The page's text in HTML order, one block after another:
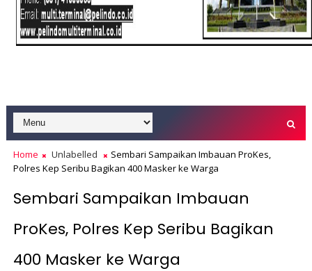
Home Unlabelled
Sembari Sampaikan Imbauan ProKes,
Polres Kep Seribu Bagikan 400 Masker ke Warga
Sembari Sampaikan Imbauan
ProKes, Polres Kep Seribu Bagikan
400 Masker ke Warga